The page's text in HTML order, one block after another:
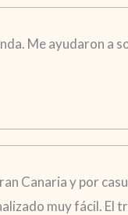
Me ayudaron a
Canaria y por
muy fácil.